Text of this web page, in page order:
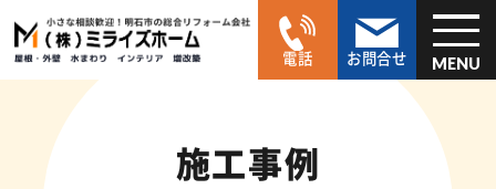
電話 お問合せ MENU
施工事例